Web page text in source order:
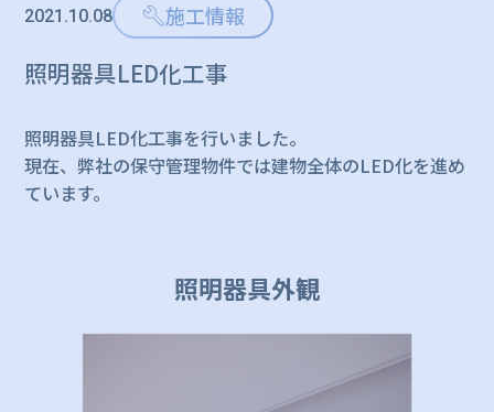
2021.10.08 施工情報
照明器具LED化工事
照明器具LED化工事を行いました。
現在、弊社の保守管理物件では建物全体のLED化を進め
ています。
照明器具外観